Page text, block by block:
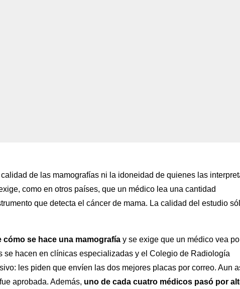
de las mamografías ni la idoneidad de quienes las
como en otros países, que un médico lea una cantidad
que detecta el cáncer de mama. La calidad del estudio
se hace una mamografía y se exige que un médico vea
se hacen en clínicas especializadas y el Colegio de Radiología
les piden que envíen las dos mejores placas por correo. Aun
aprobada. Además, uno de cada cuatro médicos pasó por